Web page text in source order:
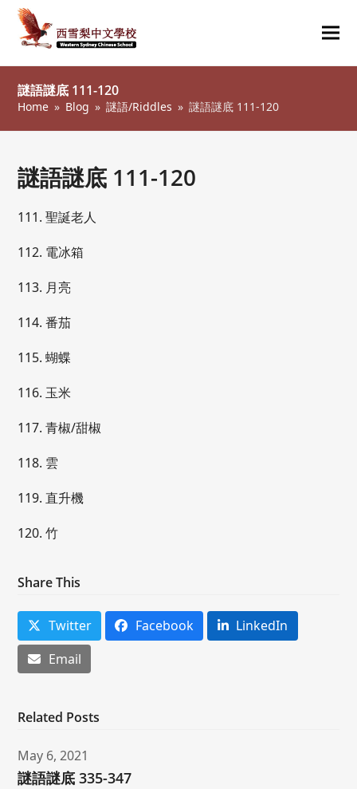
謎語謎底 111-120
Home » Blog » 謎語/Riddles » 謎語謎底 111-120
謎語謎底 111-120
111. 聖誕老人
112. 電冰箱
113. 月亮
114. 番茄
115. 蝴蝶
116. 玉米
117. 青椒/甜椒
118. 雲
119. 直升機
120. 竹
Share This
Twitter Facebook
LinkedIn
Email
Related Posts
May 6, 2021
謎語謎底 335-347